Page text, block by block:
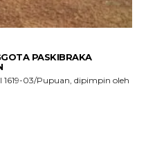
PASKIBRAKA
03/Pupuan, dipimpin oleh